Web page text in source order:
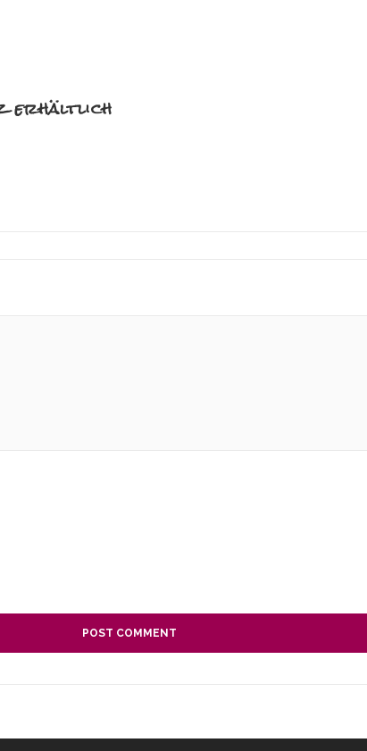
erhältlich